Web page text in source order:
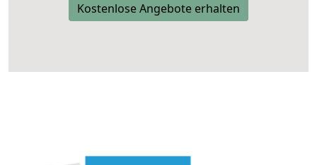
Kostenlose Angebote erhalten